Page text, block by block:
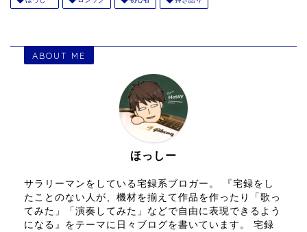
ABOUT ME
ほっしー
サラリーマンをしている宅録系ブロガー。 『宅録をし
たことのない人が、機材を揃えて作品を作ったり「歌っ
てみた」「演奏してみた」などで自由に表現できるよう
になる』をテーマに日々ブログを書いています。 宅録